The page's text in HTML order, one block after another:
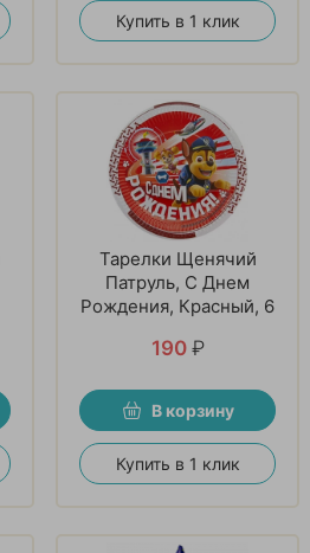
Купить в 1 клик
Тарелки Щенячий
Патруль, С Днем
Рождения, Красный, 6
190 ₽
В корзину
Купить в 1 клик